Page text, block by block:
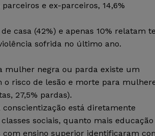
e ex-parceiros, 14,6%
casa (42%) e apenas 10% relatam
sofrida no último ano.
mulher negra ou parda existe um
o risco de lesão e morte para
27,5% pardas).
está diretamente
sociais, quanto mais educação
com ensino superior identificaram